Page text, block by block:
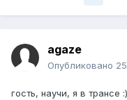
agaze
Опубликовано
гость, научи, я в трансе :)